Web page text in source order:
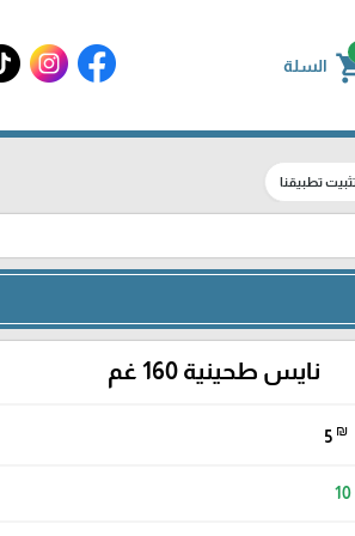
السلة
تطبيقنا
نايس طحينية 160 غم
5 ₪
10